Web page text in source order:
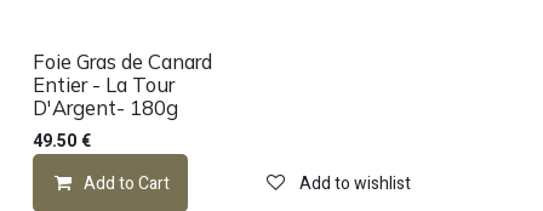
Foie Gras de Canard
Entier - La Tour
D'Argent- 180g
49.50€
Add to Cart
Add to wishlist